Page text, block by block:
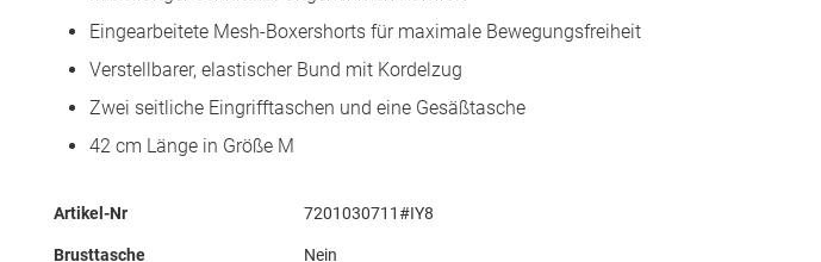
Eingearbeitete Mesh-Boxershorts für maximale Bewegungsfreiheit
Verstellbarer, elastischer Bund mit Kordelzug
Zwei seitliche Eingrifftaschen und eine Gesäßtasche
42 cm Länge in Größe M
Mehr
Artikel-Nr 7201030711#IY8
Brusttasche Nein